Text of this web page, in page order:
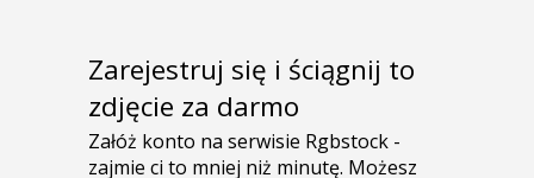
Zarejestruj się i ściągnij to
zdjęcie za darmo